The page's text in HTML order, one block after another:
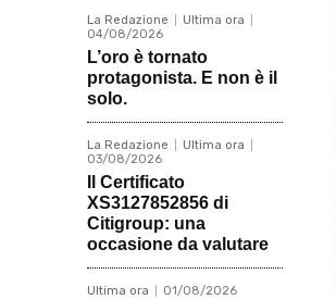
La Redazione
Ultima ora
04/08/2026
L’oro è tornato
protagonista. E non è il
solo.
La Redazione
Ultima ora
03/08/2026
Il Certificato
XS3127852856 di
Citigroup: una
occasione da valutare
Ultima ora 01/08/2026